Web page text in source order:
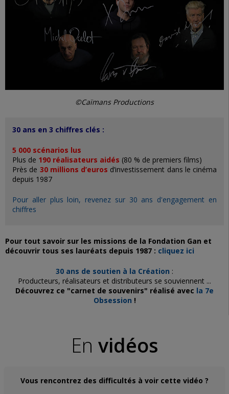
©Caïmans Productions
30 ans en 3 chiffres clés :
5 000 scénarios lus
Plus de 190 réalisateurs aidés (80 % de premiers films)
Près de 30 millions d’euros d’investissement dans le cinéma
depuis 1987
Pour aller plus loin, revenez sur 30 ans d'engagement en
chiffres
Pour tout savoir sur les missions de la Fondation Gan et
découvrir tous ses lauréats depuis 1987 : cliquez ici
30 ans de soutien à la Création :
Producteurs, réalisateurs et distributeurs se souviennent ...
Découvrez ce "carnet de souvenirs" réalisé avec la 7e
Obsession !
En vidéos
Vous rencontrez des difficultés à voir cette vidéo ?